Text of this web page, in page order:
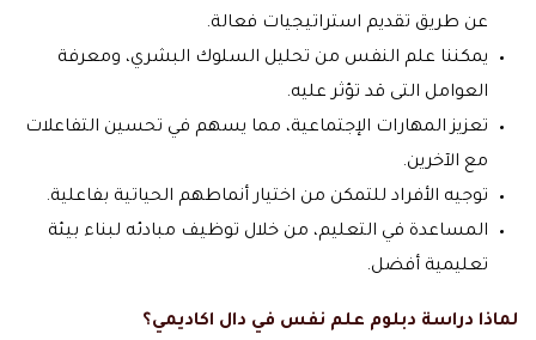
عن طريق تقديم استراتيجيات فعالة.
يمكننا علم النفس من تحليل السلوك البشري، ومعرفة
العوامل التى قد تؤثر عليه.
تعزيز المهارات الإجتماعية، مما يسهم في تحسين التفاعلات
مع الآخرين.
توجيه الأفراد للتمكن من اختيار أنماطهم الحياتية بفاعلية.
المساعدة في التعليم، من خلال توظيف مبادئه لبناء بيئة
تعليمية أفضل.
لماذا دراسة دبلوم علم نفس في دال اكاديمي؟